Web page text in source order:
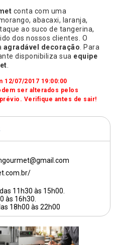
conta com uma
abacaxi, laranja,
ao suco de tangerina,
dos nossos clientes. O
agradável decoração. Para
disponibiliza sua equipe
.
12/07/2017 19:00:00
ser alterados pelos
Verifique antes de sair!
11h30 às 15h00.
às 16h30.
18h00 às 22h00